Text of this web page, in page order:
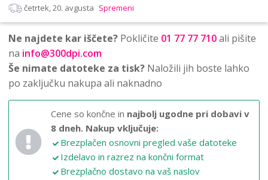
četrtek, 20. avgusta Spremeni
Ne najdete kar iščete? Pokličite 01 77 77 710ali pišite
na info@300dpi.com
Še nimate datoteke za tisk? Naložili jih boste lahko
po zaključku nakupa ali naknadno
Cene so končne in najbolj ugodne pri dobavi v
8 dneh. Nakup vključuje:
Brezplačen osnovni pregled vaše datoteke
Izdelavo in razrez na končni format
Brezplačno dostavo na vaš naslov